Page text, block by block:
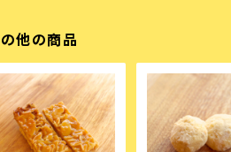
他の商品